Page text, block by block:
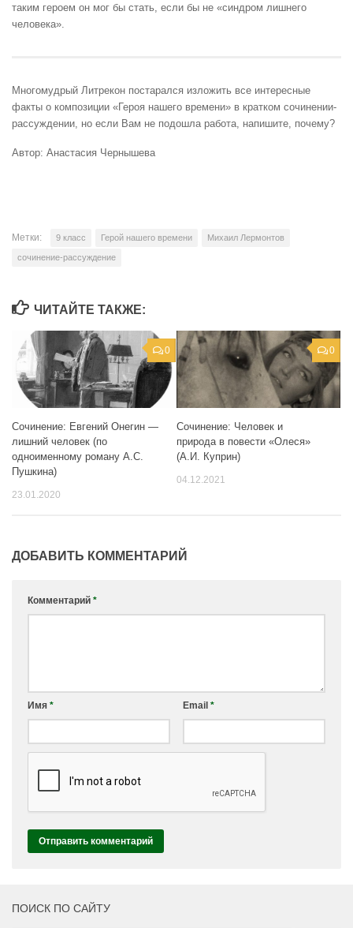
таким героем он мог бы стать, если бы не «синдром лишнего
человека».
Многомудрый Литрекон постарался изложить все интересные
факты о композиции «Героя нашего времени» в кратком сочинении-
рассуждении, но если Вам не подошла работа, напишите, почему?
Автор: Анастасия Чернышева
Метки: 9 класс Герой нашего времени Михаил Лермонтов
сочинение-рассуждение
ЧИТАЙТЕ ТАКЖЕ:
0
Сочинение: Евгений Онегин —
лишний человек (по
одноименному роману А.С.
Пушкина)
23.01.2020
0
Сочинение: Человек и
природа в повести «Олеся»
(А.И. Куприн)
04.12.2021
ДОБАВИТЬ КОММЕНТАРИЙ
Комментарий *
Имя * Email *
ПОИСК ПО САЙТУ